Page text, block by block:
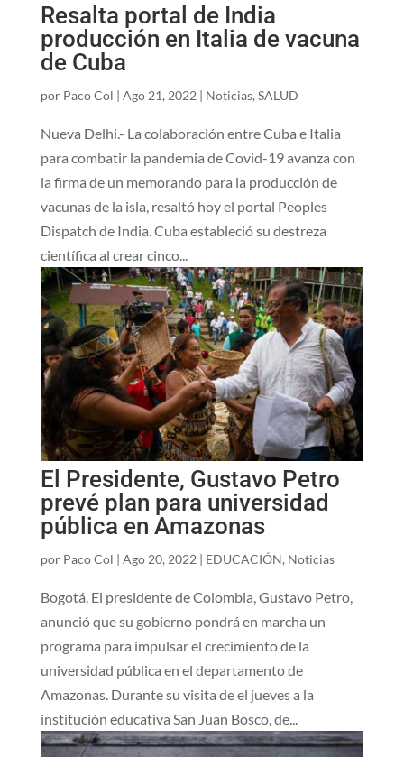
Resalta portal de India
producción en Italia de vacuna
de Cuba
por Paco Col | Ago 21, 2022 | Noticias, SALUD
Nueva Delhi.- La colaboración entre Cuba e Italia
para combatir la pandemia de Covid-19 avanza con
la firma de un memorando para la producción de
vacunas de la isla, resaltó hoy el portal Peoples
Dispatch de India. Cuba estableció su destreza
científica al crear cinco...
El Presidente, Gustavo Petro
prevé plan para universidad
pública en Amazonas
por Paco Col | Ago 20, 2022 | EDUCACIÓN, Noticias
Bogotá. El presidente de Colombia, Gustavo Petro,
anunció que su gobierno pondrá en marcha un
programa para impulsar el crecimiento de la
universidad pública en el departamento de
Amazonas. Durante su visita de el jueves a la
institución educativa San Juan Bosco, de...